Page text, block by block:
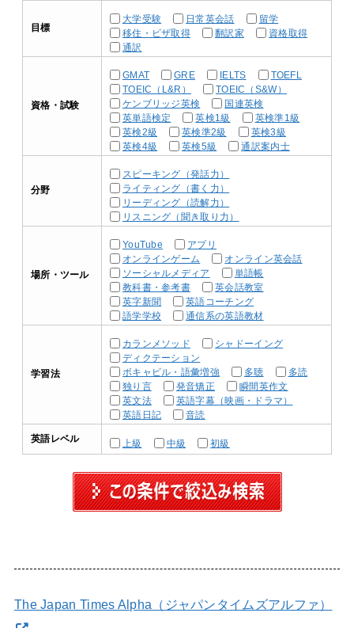
目標
大学受験 日常英会話
留学
移住・ビザ取得
翻訳家
資格取得
通訳
資格・試験
GMAT GRE IELTS
TOEFL
TOEIC（L&R）
TOEIC（S&W）
ケンブリッジ英検
国連英検
英単語検定
英検1級
英検準1級
英検2級
英検準2級
英検3級
英検4級
英検5級 通訳案内士
分野
スピーキング（発話力）
ライティング（書く力）
リーディング（読解力）
リスニング（聞き取り力）
場所・ツール
YouTube
アプリ
オンラインゲーム
オンライン英会話
ソーシャルメディア
単語帳
教科書・参考書
英会話教室
英字新聞
英語コーチング
語学学校
通信系の英語教材
学習法
カランメソッド
シャドーイング
ディクテーション
ボキャビル・語彙増強
多聴
多読
独り言
発音矯正
瞬間英作文
英文法
英語字幕（映画・ドラマ）
英語日記
音読
英語レベル 上級 中級 初級
The Japan Times Alpha（ジャパンタイムズアルファ）